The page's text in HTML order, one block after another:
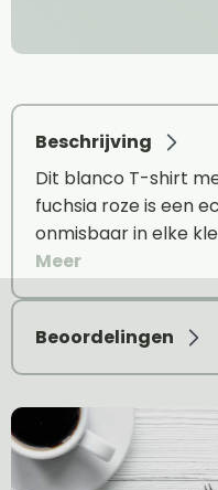
Beschrijving
Dit blanco T-shirt
fuchsia roze is een
onmisbaar in elke
Meer
Beoordelingen